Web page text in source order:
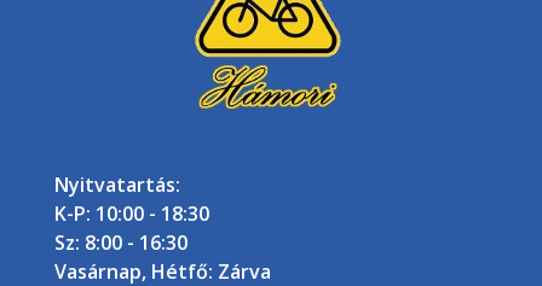
Nyitvatartás:
K-P: 10:00 - 18:30
Sz: 8:00 - 16:30
Vasárnap, Hétfő: Zárva